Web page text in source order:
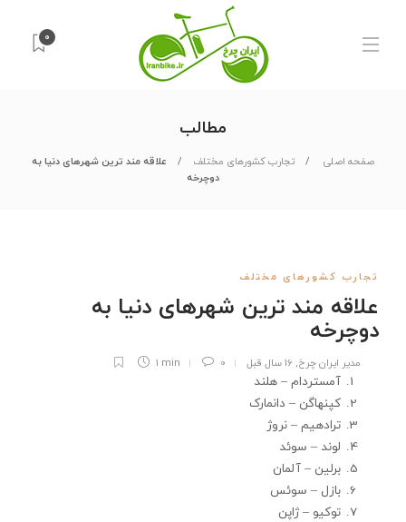
0
مطالب
صفحه اصلی تجارب کشورهای مختلف
علاقه مند ترین شهرهای دنیا به
دوچرخه
تجارب کشورهای مختلف
علاقه مند ترین شهرهای دنیا به
دوچرخه
مدیر ایران چرخ, 16 سال قبل 0
1 min
آمستردام – هلند
کپنهاگن – دانمارک
ترادهیم – نروژ
لوند – سوئد
برلین – آلمان
بازل – سوئس
توکیو – ژاپن